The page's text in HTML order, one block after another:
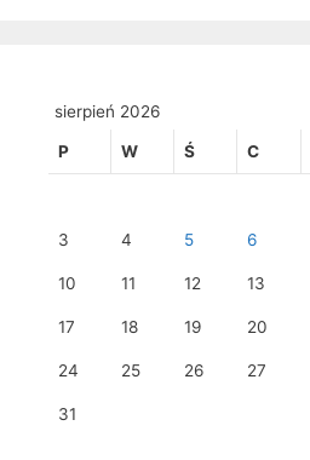
sierpień 2026
P W Ś C
3 4 5 6
10 11 12 13
17 18 19 20
24 25 26 27
31